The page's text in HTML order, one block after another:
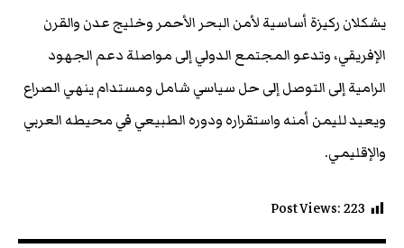
يشكلان ركيزة أساسية لأمن البحر الأحمر وخليج عدن والقرن
الإفريقي، وتدعو المجتمع الدولي إلى مواصلة دعم الجهود
الرامية إلى التوصل إلى حل سياسي شامل ومستدام ينهي الصراع
ويعيد لليمن أمنه واستقراره ودوره الطبيعي في محيطه العربي
والإقليمي.
Post Views:223